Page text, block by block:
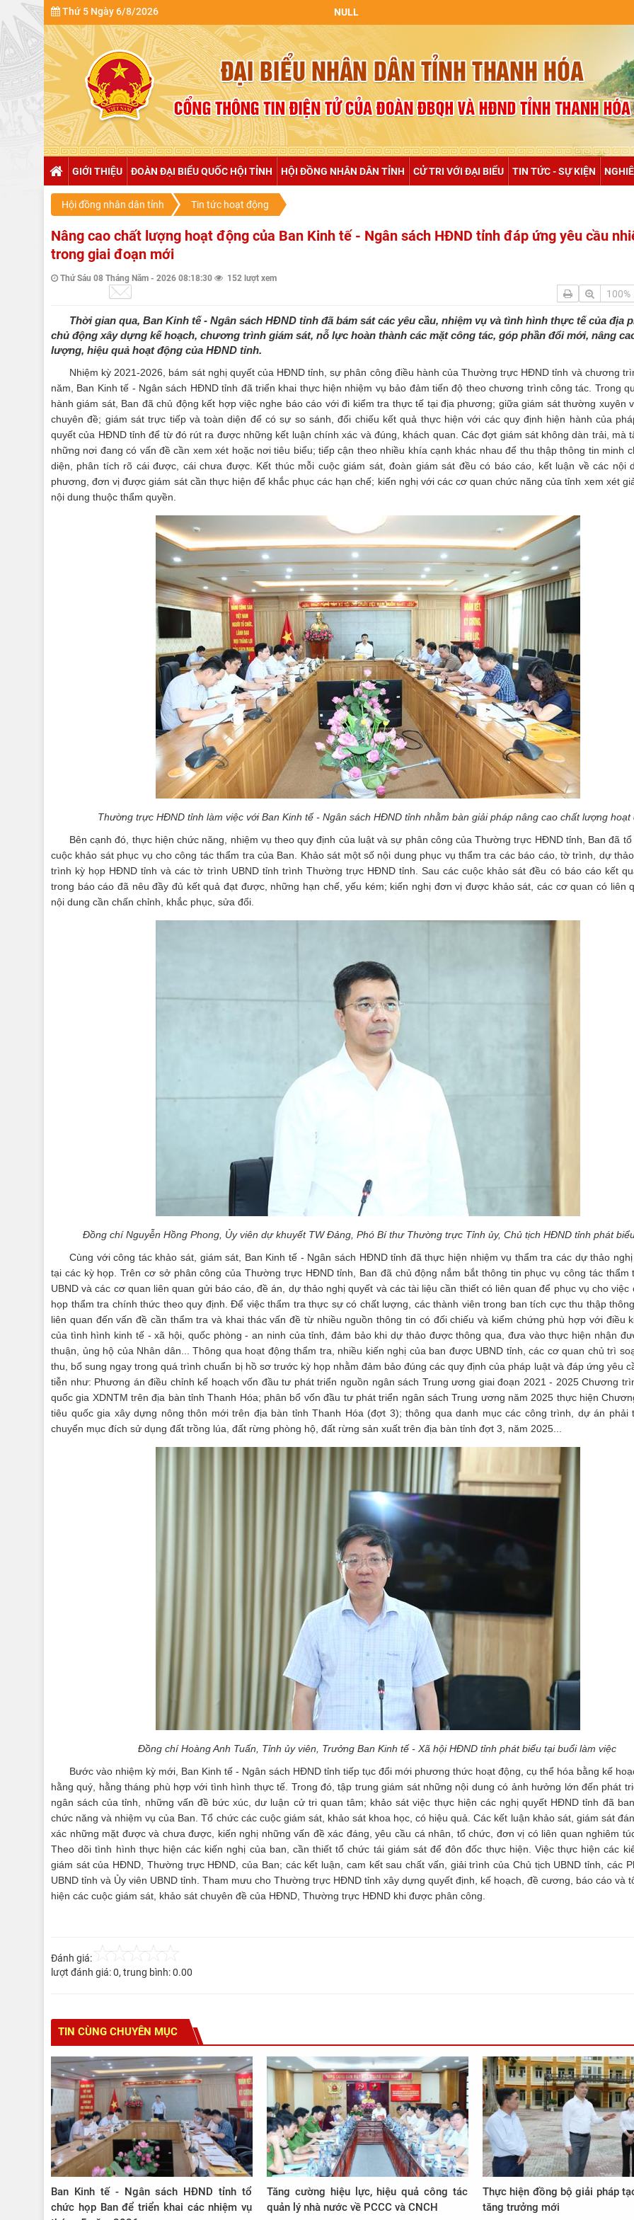
Thứ 5 Ngày 6/8/2026
GIỚI THIỆU ĐOÀN ĐẠI BIỂU QUỐC HỘI TỈNH HỘI ĐỒNG NHÂN DÂN TỈNH CỬ TRI VỚI ĐẠI BIỂU TIN TỨC - SỰ KIỆN
Hội đồng nhân dân tỉnh Tin tức hoạt động
Nâng cao chất lượng hoạt động của Ban Kinh tế - Ngân sách HĐND tỉnh đáp ứng yêu cầu
trong giai đoạn mới
Thứ Sáu 08 Tháng Năm - 2026 08:18:30 152 lượt xem
100%
Thời gian qua, Ban Kinh tế - Ngân sách HĐND tỉnh đã bám sát các yêu cầu, nhiệm vụ và tình hình thực tế của địa
chủ động xây dựng kế hoạch, chương trình giám sát, nỗ lực hoàn thành các mặt công tác, góp phần đổi mới, nâng
lượng, hiệu quả hoạt động của HĐND tỉnh.
Nhiệm kỳ 2021-2026, bám sát nghị quyết của HĐND tỉnh, sự phân công điều hành của Thường trực HĐND tỉnh và chương
năm, Ban Kinh tế - Ngân sách HĐND tỉnh đã triển khai thực hiện nhiệm vụ bảo đảm tiến độ theo chương trình công tác. Trong
hành giám sát, Ban đã chủ động kết hợp việc nghe báo cáo với đi kiểm tra thực tế tại địa phương; giữa giám sát thường xuyên
chuyên đề; giám sát trực tiếp và toàn diện để có sự so sánh, đối chiếu kết quả thực hiện với các quy định hiện hành của
quyết của HĐND tỉnh để từ đó rút ra được những kết luận chính xác và đúng, khách quan. Các đợt giám sát không dàn trải, mà
những nơi đang có vấn đề cần xem xét hoặc nơi tiêu biểu; tiếp cận theo nhiều khía cạnh khác nhau để thu thập thông tin minh
diện, phân tích rõ cái được, cái chưa được. Kết thúc mỗi cuộc giám sát, đoàn giám sát đều có báo cáo, kết luận về các nội
phương, đơn vị được giám sát cần thực hiện để khắc phục các hạn chế; kiến nghị với các cơ quan chức năng của tỉnh xem xét
nội dung thuộc thẩm quyền.
Thường trực HĐND tỉnh làm việc với Ban Kinh tế - Ngân sách HĐND tỉnh nhằm bàn giải pháp nâng cao chất lượng hoạt
Bên cạnh đó, thực hiện chức năng, nhiệm vụ theo quy định của luật và sự phân công của Thường trực HĐND tỉnh, Ban đã tổ
cuộc khảo sát phục vụ cho công tác thẩm tra của Ban. Khảo sát một số nội dung phục vụ thẩm tra các báo cáo, tờ trình, dự
trình kỳ họp HĐND tỉnh và các tờ trình UBND tỉnh trình Thường trực HĐND tỉnh. Sau các cuộc khảo sát đều có báo cáo kết
trong báo cáo đã nêu đầy đủ kết quả đạt được, những hạn chế, yếu kém; kiến nghị đơn vị được khảo sát, các cơ quan có liên
nội dung cần chấn chỉnh, khắc phục, sửa đổi.
Đồng chí Nguyễn Hồng Phong, Ủy viên dự khuyết TW Đảng, Phó Bí thư Thường trực Tỉnh ủy, Chủ tịch HĐND tỉnh phát
Cùng với công tác khảo sát, giám sát, Ban Kinh tế - Ngân sách HĐND tỉnh đã thực hiện nhiệm vụ thẩm tra các dự thảo
tại các kỳ họp. Trên cơ sở phân công của Thường trực HĐND tỉnh, Ban đã chủ động nắm bắt thông tin phục vụ công tác thẩm
UBND và các cơ quan liên quan gửi báo cáo, đề án, dự thảo nghị quyết và các tài liệu cần thiết có liên quan để phục vụ cho việc
họp thẩm tra chính thức theo quy định. Để việc thẩm tra thực sự có chất lượng, các thành viên trong ban tích cực thu thập
liên quan đến vấn đề cần thẩm tra và khai thác vấn đề từ nhiều nguồn thông tin có đối chiếu và kiểm chứng phù hợp với điều
của tình hình kinh tế - xã hội, quốc phòng - an ninh của tỉnh, đảm bảo khi dự thảo được thông qua, đưa vào thực hiện nhận
thuận, ủng hộ của Nhân dân... Thông qua hoạt động thẩm tra, nhiều kiến nghị của ban được UBND tỉnh, các cơ quan chủ trì
thu, bổ sung ngay trong quá trình chuẩn bị hồ sơ trước kỳ họp nhằm đảm bảo đúng các quy định của pháp luật và đáp ứng yêu
tiễn như: Phương án điều chỉnh kế hoạch vốn đầu tư phát triển nguồn ngân sách Trung ương giai đoạn 2021 - 2025 Chương
quốc gia XDNTM trên địa bàn tỉnh Thanh Hóa; phân bổ vốn đầu tư phát triển ngân sách Trung ương năm 2025 thực hiện
tiêu quốc gia xây dựng nông thôn mới trên địa bàn tỉnh Thanh Hóa (đợt 3); thông qua danh mục các công trình, dự án phải
chuyển mục đích sử dụng đất trồng lúa, đất rừng phòng hộ, đất rừng sản xuất trên địa bàn tỉnh đợt 3, năm 2025...
Đồng chí Hoàng Anh Tuấn, Tỉnh ủy viên, Trưởng Ban Kinh tế - Xã hội HĐND tỉnh phát biểu tại buổi làm việc
Bước vào nhiệm kỳ mới, Ban Kinh tế - Ngân sách HĐND tỉnh tiếp tục đổi mới phương thức hoạt động, cụ thể hóa bằng kế
hằng quý, hằng tháng phù hợp với tình hình thực tế. Trong đó, tập trung giám sát những nội dung có ảnh hưởng lớn đến phát
ngân sách của tỉnh, những vấn đề bức xúc, dư luận cử tri quan tâm; khảo sát việc thực hiện các nghị quyết HĐND tỉnh đã
chức năng và nhiệm vụ của Ban. Tổ chức các cuộc giám sát, khảo sát khoa học, có hiệu quả. Các kết luận khảo sát, giám sát
xác những mặt được và chưa được, kiến nghị những vấn đề xác đáng, yêu cầu cá nhân, tổ chức, đơn vị có liên quan nghiêm
Theo dõi tình hình thực hiện các kiến nghị của ban, cần thiết tổ chức tái giám sát để đôn đốc thực hiện. Việc thực hiện các
giám sát của HĐND, Thường trực HĐND, của Ban; các kết luận, cam kết sau chất vấn, giải trình của Chủ tịch UBND tỉnh, các
UBND tỉnh và Ủy viên UBND tỉnh. Tham mưu cho Thường trực HĐND tỉnh xây dựng quyết định, kế hoạch, đề cương, báo cáo và
hiện các cuộc giám sát, khảo sát chuyên đề của HĐND, Thường trực HĐND khi được phân công.
Đánh giá:
lượt đánh giá:0, trung bình:0.00
TIN CÙNG CHUYÊN MỤC
Ban Kinh tế - Ngân sách HĐND tỉnh tổ
chức họp Ban để triển khai các nhiệm vụ
Tăng cường hiệu lực, hiệu quả công tác
quản lý nhà nước về PCCC và CNCH
Thực hiện đồng bộ giải pháp
tăng trưởng mới